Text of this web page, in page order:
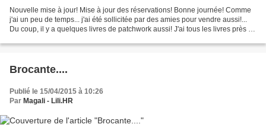
Nouvelle mise à jour! Mise à jour des réservations! Bonne journée! Comme
j'ai un peu de temps... j'ai été sollicitée par des amies pour vendre aussi!...
Du coup, il y a quelques livres de patchwork aussi! J'ai tous les livres près de
Brocante....
Publié le 15/04/2015 à 10:26
Par Magali - Lili.HR